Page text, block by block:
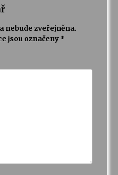
nebude zveřejněna.
jsou označeny *